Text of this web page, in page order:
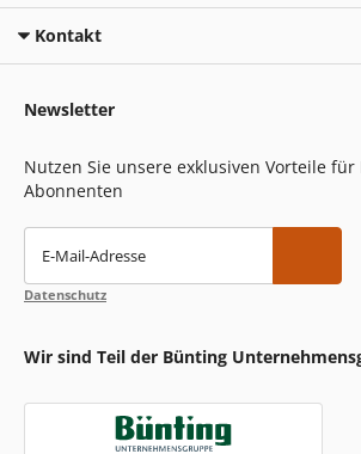
Kontakt
Newsletter
Nutzen Sie unsere exklusiven Vorteile
Abonnenten
E-Mail-Adresse
Datenschutz
Wir sind Teil der Bünting